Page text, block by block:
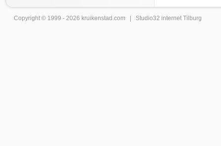
Copyright © 1999 - 2026 kruikenstad .com | Studio32 internet Tilburg